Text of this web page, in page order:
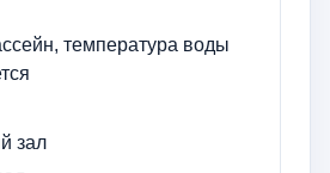
температура воды
зал